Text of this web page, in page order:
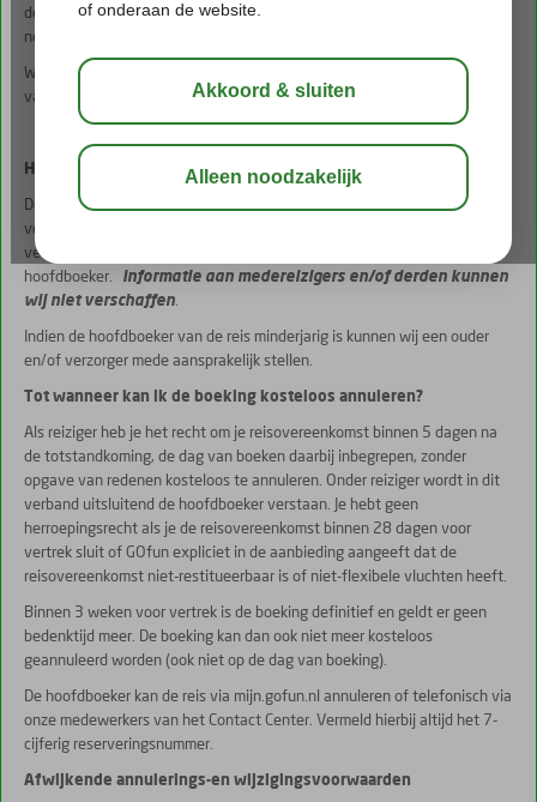
de juiste adresgegevens. GOfun kan hier geen verantwoordelijkheid voor
nemen.
Wil je meer lezen over de consumentenvoorwaarden van de ANVR welke
van toepassing zijn op jouw reis?Klik dan hier.
Hoofdelijk aansprakelijk
De persoon welke de reisovereenkomst afsluit, is hoofdelijk aansprakelijk
voor alle verplichtingen die uit de overeenkomst voortvloeien. Alle
verkeer, zowel de betalingen als eventuele wijzigingen verlopen via de
hoofdboeker. Informatie aan medereizigers en/of derden kunnen
wij niet verschaffen.
Indien de hoofdboeker van de reis minderjarig is kunnen wij een ouder
en/of verzorger mede aansprakelijk stellen.
Tot wanneer kan ik de boeking kosteloos annuleren?
Als reiziger heb je het recht om je reisovereenkomst binnen 5 dagen na
de totstandkoming, de dag van boeken daarbij inbegrepen, zonder
opgave van redenen kosteloos te annuleren. Onder reiziger wordt in dit
verband uitsluitend de hoofdboeker verstaan. Je hebt geen
herroepingsrecht als je de reisovereenkomst binnen 28 dagen voor
vertrek sluit of GOfun expliciet in de aanbieding aangeeft dat de
reisovereenkomst niet-restitueerbaar is of niet-flexibele vluchten heeft.
Binnen 3 weken voor vertrek is de boeking definitief en geldt er geen
bedenktijd meer. De boeking kan dan ook niet meer kosteloos
geannuleerd worden (ook niet op de dag van boeking).
De hoofdboeker kan de reis via mijn.gofun.nl annuleren of telefonisch via
onze medewerkers van het Contact Center. Vermeld hierbij altijd het 7-
cijferig reserveringsnummer.
Afwijkende annulerings-en wijzigingsvoorwaarden